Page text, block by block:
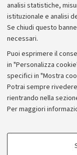
analisi statistiche,
istituzionale e analisi
Se chiudi questo
necessari.
Puoi esprimere il
in "Personalizza
specifici in "Mostra
Potrai sempre
rientrando nella
Per maggiori
COOKIE DI